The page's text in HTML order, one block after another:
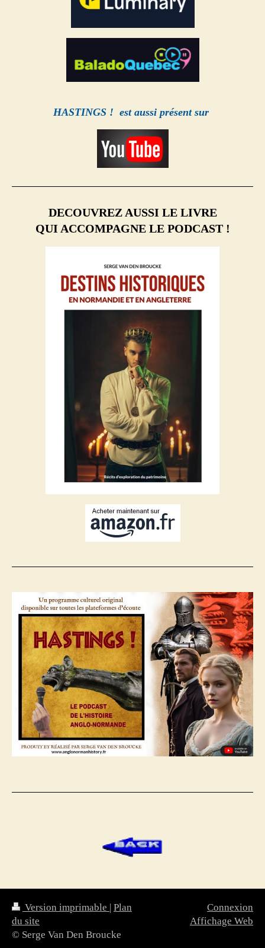
HASTINGS ! est aussi présent sur
DECOUVREZ AUSSI LE LIVRE
QUI ACCOMPAGNE LE PODCAST !
Version imprimable | Plan
du site
© Serge Van Den Broucke
Connexion
Affichage Web